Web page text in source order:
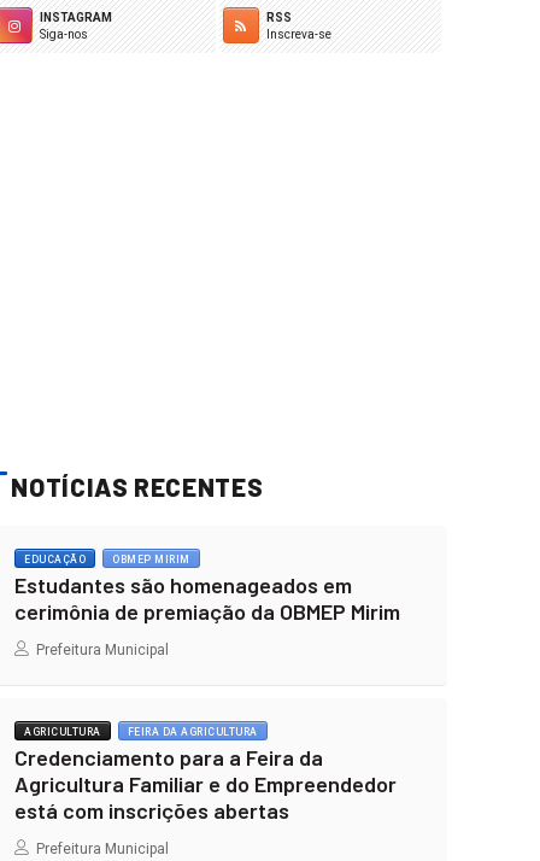
INSTAGRAM
Siga-nos
RSS
Inscreva-se
NOTÍCIAS RECENTES
EDUCAÇÃO OBMEP MIRIM
Estudantes são homenageados em
cerimônia de premiação da OBMEP Mirim
Prefeitura Municipal
AGRICULTURA FEIRA DA AGRICULTURA
Credenciamento para a Feira da
Agricultura Familiar e do Empreendedor
está com inscrições abertas
Prefeitura Municipal